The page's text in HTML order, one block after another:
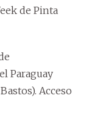
de Pinta
Paraguay
Acceso